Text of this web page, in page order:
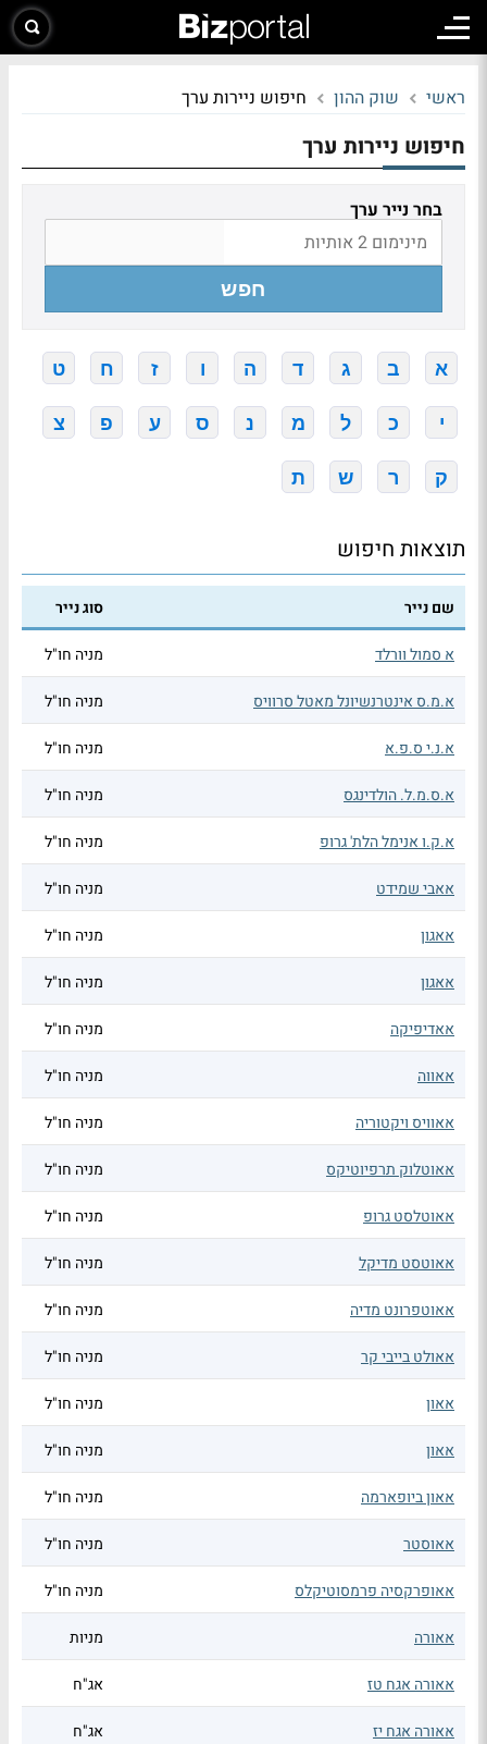
ראשי שוק ההון חיפוש ניירות ערך
חיפוש ניירות ערך
בחר נייר ערך
חפש
א ב ג ד ה ו ז ח ט
י כ ל מ נ ס ע פ צ
ק ר ש ת
תוצאות חיפוש
שם נייר סוג נייר
א סמול וורלד מניה חו"ל
א.מ.ס אינטרנשיונל מאטל סרוויס מניה חו"ל
א.נ.י ס.פ.א מניה חו"ל
א.ס.מ.ל. הולדינגס מניה חו"ל
א.ק.ו אנימל הלת' גרופ מניה חו"ל
אאבי שמידט מניה חו"ל
אאגון מניה חו"ל
אאגון מניה חו"ל
אאדיפיקה מניה חו"ל
אאווה מניה חו"ל
אאוויס ויקטוריה מניה חו"ל
אאוטלוק תרפיוטיקס מניה חו"ל
אאוטלסט גרופ מניה חו"ל
אאוטסט מדיקל מניה חו"ל
אאוטפרונט מדיה מניה חו"ל
אאולט בייבי קר מניה חו"ל
אאון מניה חו"ל
אאון מניה חו"ל
אאון ביופארמה מניה חו"ל
אאוסטר מניה חו"ל
אאופרקסיה פרמסוטיקלס מניה חו"ל
אאורה מניות
אאורה אגח טז אג"ח
אאורה אגח יז אג"ח